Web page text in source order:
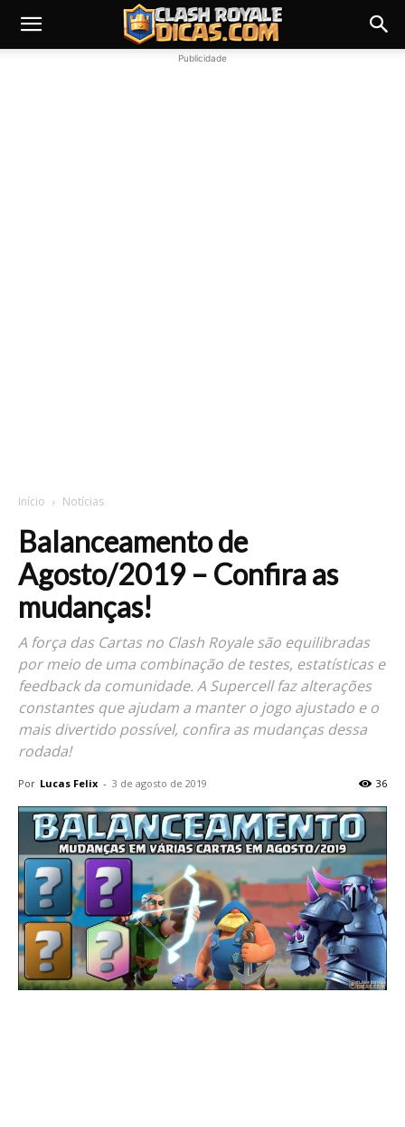
Publicidade
Início Notícias
Balanceamento de
Agosto/2019 – Confira as
mudanças!
A força das Cartas no Clash Royale são equilibradas
por meio de uma combinação de testes, estatísticas e
feedback da comunidade. A Supercell faz alterações
constantes que ajudam a manter o jogo ajustado e o
mais divertido possível, confira as mudanças dessa
rodada!
Por Lucas Felix - 3 de agosto de 2019 36